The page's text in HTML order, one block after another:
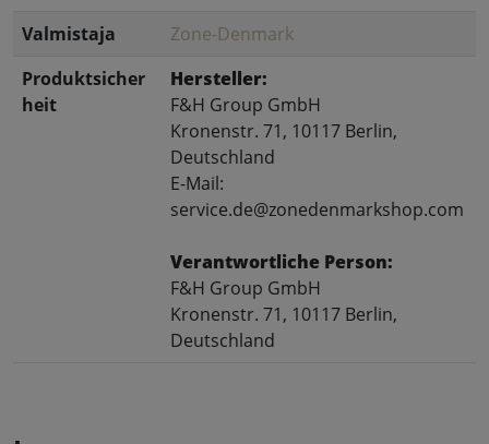
Valmistaja
Zone-Denmark
Produktsicher
heit
Hersteller:
F&H Group GmbH
Kronenstr. 71, 10117 Berlin,
Deutschland
E-Mail:
service.de@zonedenmarkshop.com
Verantwortliche Person:
F&H Group GmbH
Kronenstr. 71, 10117 Berlin,
Deutschland